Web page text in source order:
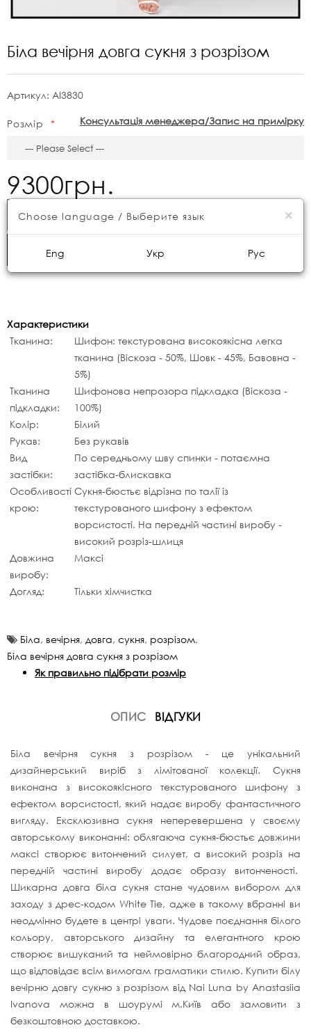
Біла вечірня довга сукня з розрізом
Артикул: AI3830
Консультація менеджера/Запис на примірку
Розмір
9300грн.
КУПИТИ
ШВИДКЕ ЗАМОВЛЕННЯ
Характеристики
Тканина:
Шифон: текстурована високоякісна легка
тканина (Віскоза - 50%, Шовк - 45%, Бавовна -
5%)
Тканина
підкладки:
Шифонова непрозора підкладка (Віскоза -
100%)
Колір:
Білий
Рукав:
Без рукавів
Вид
застібки:
По середньому шву спинки - потаємна
застібка-блискавка
Особливості
крою:
Сукня-бюстьє відрізна по талії із
текстурованого шифону з ефектом
ворсистості. На передній частині виробу -
високий розріз-шлиця
Довжина
виробу:
Максі
Догляд: Тільки хімчистка
Біла, вечірня, довга, сукня, розрізом,
Біла вечірня довга сукня з розрізом
Як правильно підібрати розмір
ОПИС ВІДГУКИ
Біла вечірня сукня з розрізом - це унікальний
дизайнерський виріб з лімітованої колекції. Сукня
виконана з високоякісного текстурованого шифону з
ефектом ворсистості, який надає виробу фантастичного
вигляду. Ексклюзивна сукня неперевершена у своєму
авторському виконанні: облягаюча сукня-бюстьє довжини
максі створює витончений силует, а високий розріз на
передній частині виробу додає образу витонченості.
Шикарна довга біла сукня стане чудовим вибором для
заходу з дрес-кодом White Tie, адже в такому вбранні ви
неодмінно будете в центрі уваги. Чудове поєднання білого
кольору, авторського дизайну та елегантного крою
створює вишуканий та неймовірно благородний образ,
що відповідає всім вимогам граматики стилю. Купити білу
вечірню довгу сукню з розрізом від Nai Luna by Anastasiia
Ivanova можна в шоурумі м.Київ або замовити з
безкоштовною доставкою.
×
Choose language / Выберите язык
Eng Укр Рус